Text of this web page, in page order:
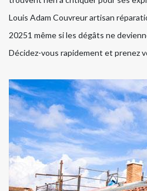
Louis Adam Couvreur artisan
20251 même si les dégâts ne
Décidez-vous rapidement et prenez